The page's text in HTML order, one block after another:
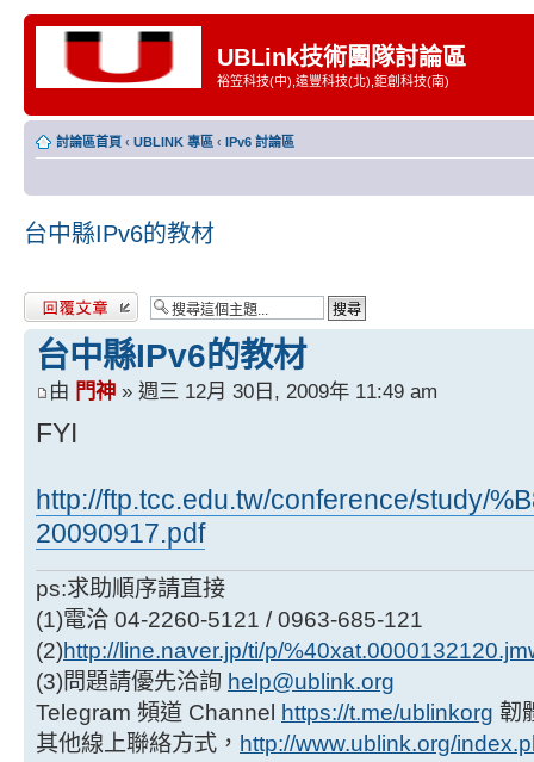
UBLink技術團隊討論區
裕笠科技(中),遠豐科技(北),鉅創科技(南)
討論區首頁 ‹ UBLINK 專區 ‹ IPv6 討論區
台中縣IPv6的教材
發表回覆
台中縣IPv6的教材
由 門神 » 週三 12月 30日, 2009年 11:49 am
FYI
http://ftp.tcc.edu.tw/conference/study/
20090917.pdf
ps:求助順序請直接
(1)電洽 04-2260-5121 / 0963-685-121
(2)http://line.naver.jp/ti/p/
(3)問題請優先洽詢 help@ublink.org
Telegram 頻道 Channel
https://t.me/ublinkorg 韌
其他線上聯絡方式， http://www.ublink.org/